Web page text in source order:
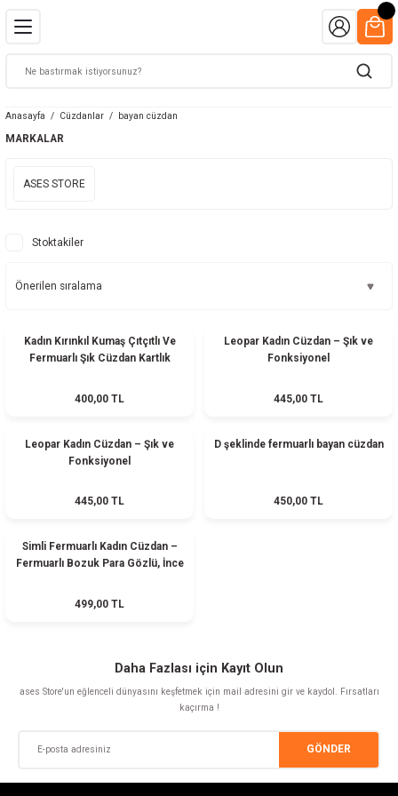
Anasayfa Cüzdanlar bayan cüzdan
MARKALAR
ASES STORE
Stoktakiler
Kadın Kırınkıl Kumaş Çıtçıtlı Ve
Fermuarlı Şık Cüzdan Kartlık
400,00 TL
Leopar Kadın Cüzdan – Şık ve
Fonksiyonel
445,00 TL
Leopar Kadın Cüzdan – Şık ve
Fonksiyonel
445,00 TL
D şeklinde fermuarlı bayan cüzdan
450,00 TL
Simli Fermuarlı Kadın Cüzdan –
Fermuarlı Bozuk Para Gözlü, İnce
499,00 TL
Daha Fazlası için Kayıt Olun
ases Store'un eğlenceli dünyasını keşfetmek için mail adresini gir ve kaydol. Fırsatları
kaçırma !
GÖNDER